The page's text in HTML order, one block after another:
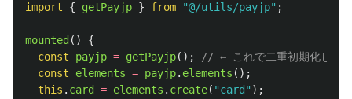
import { getPayjp } from "@/utils/payjp" ;
mounted ()
{
const
payjp = getPayjp();
// ← これで二重初期化しな
const
elements = payjp. elements ();
this . card = elements . create( "card " );